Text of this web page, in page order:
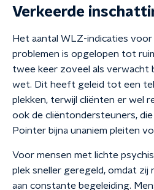
Verkeerde
Het aantal WLZ-indicaties voor
problemen is opgelopen tot
twee keer zoveel als verwacht
wet. Dit heeft geleid tot een
plekken, terwijl cliënten er wel
ook de cliëntondersteuners,
Pointer bijna unaniem pleiten
Voor mensen met lichte
plek sneller geregeld, omdat zij
aan constante begeleiding.